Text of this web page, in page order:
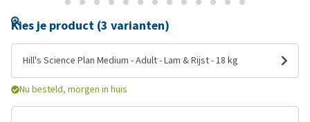
Kies je product (3 varianten)
Hill's Science Plan Medium - Adult - Lam & Rijst - 18 kg
Nu besteld, morgen in huis